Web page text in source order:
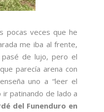
pocas veces que he
me iba al frente,
de lujo, pero el
parecía arena con
uno a “leer el
patinando de lado a
del Funenduro en